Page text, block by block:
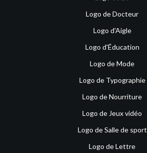
Logo de Docteur
Logo d'Aigle
Logo d'Éducation
Logo de Mode
Logo de Typographie
Logo de Nourriture
Logo de Jeux vidéo
Logo de Salle de sport
Logo de Lettre